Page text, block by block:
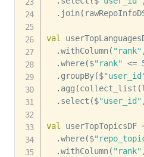
. join(
val
.withColumn( "rank"
.where($"rank" <=
. groupBy($
. agg (collect_list (
. select ($"user_id"
val userTopTopicsDF
.where($
.withColumn( "rank"